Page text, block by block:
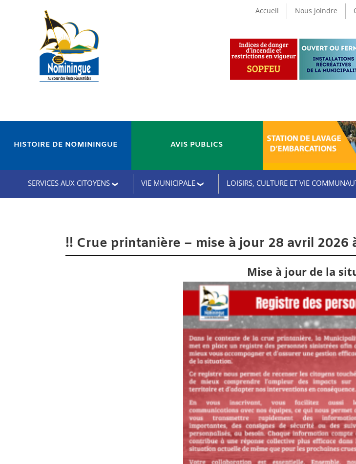
Accueil Nous joindre
HISTOIRE DE NOMININGUE AVIS PUBLICS
SERVICES AUX CITOYENS
VIE MUNICIPALE LOISIRS, CULTURE ET VIE
!! Crue printanière – mise à jour 28 avril 2026
Mise à jour de la